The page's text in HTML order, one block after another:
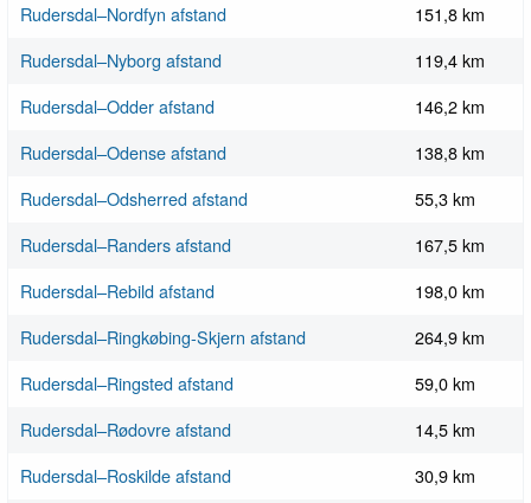
Rudersdal–Nordfyn afstand
151,8 km
Rudersdal–Nyborg afstand
119,4 km
Rudersdal–Odder afstand
146,2 km
Rudersdal–Odense afstand
138,8 km
Rudersdal–Odsherred afstand
55,3 km
Rudersdal–Randers afstand
167,5 km
Rudersdal–Rebild afstand
198,0 km
Rudersdal–Ringkøbing-Skjern afstand
264,9 km
Rudersdal–Ringsted afstand
59,0 km
Rudersdal–Rødovre afstand
14,5 km
Rudersdal–Roskilde afstand
30,9 km